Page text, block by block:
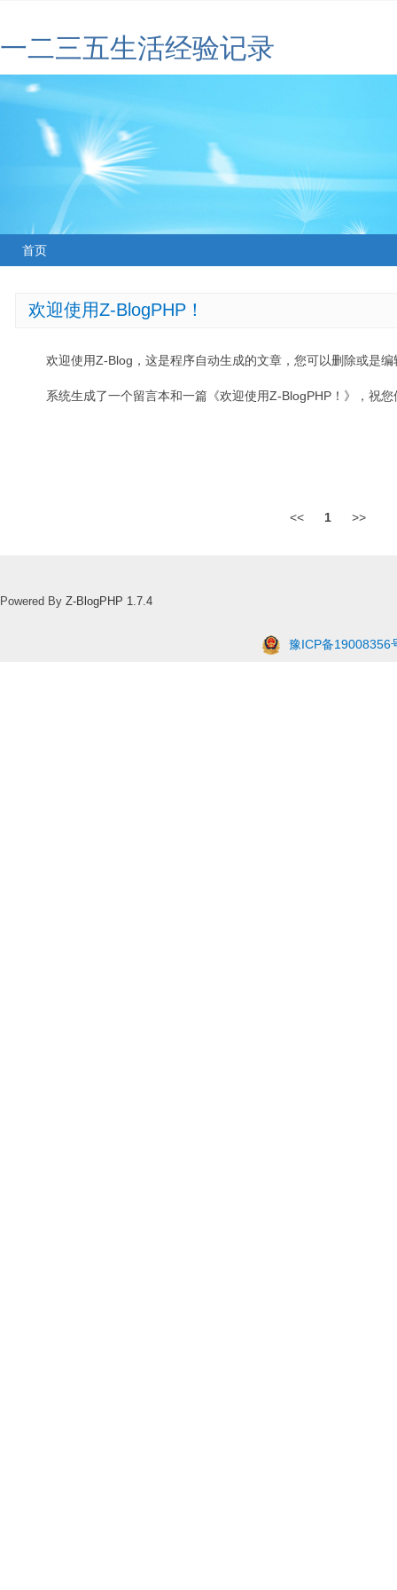
一二三五生活经验记录
首页
欢迎使用Z-BlogPHP！
欢迎使用Z-Blog，这是程序自动生成的文章，您可以删除或是编
系统生成了一个留言本和一篇《欢迎使用Z-BlogPHP！》，祝
<< 1 >>
Powered By Z-BlogPHP 1.7.4
豫ICP备19008356